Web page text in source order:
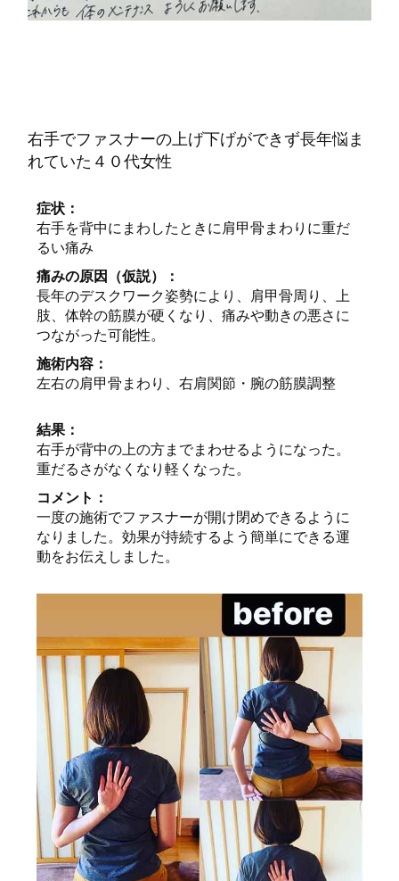
右手でファスナーの上げ下げができず長年悩ま
れていた４０代女性
症状：
右手を背中にまわしたときに肩甲骨まわりに重だ
るい痛み
痛みの原因（仮説）：
長年のデスクワーク姿勢により、肩甲骨周り、上
肢、体幹の筋膜が硬くなり、痛みや動きの悪さに
つながった可能性。
施術内容：
左右の肩甲骨まわり、右肩関節・腕の筋膜調整
結果：
右手が背中の上の方までまわせるようになった。
重だるさがなくなり軽くなった。
コメント：
一度の施術でファスナーが開け閉めできるように
なりました。効果が持続するよう簡単にできる運
動をお伝えしました。